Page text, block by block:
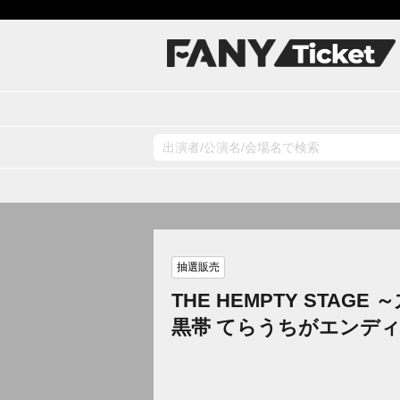
抽選販売
THE HEMPTY STAGE
黒帯 てらうちがエンデ